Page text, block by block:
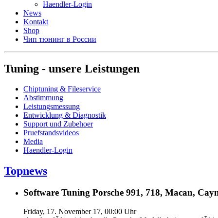
Haendler-Login
News
Kontakt
Shop
Чип тюнинг в России
Tuning - unsere Leistungen
Chiptuning & Fileservice
Abstimmung
Leistungsmessung
Entwicklung & Diagnostik
Support und Zubehoer
Pruefstandsvideos
Media
Haendler-Login
Topnews
Software Tuning Porsche 991, 718, Macan,
Friday, 17. November 17, 00:00 Uhr